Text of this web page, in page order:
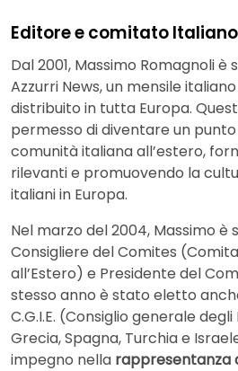
Editore e comitato Italiano
Dal 2001, Massimo Romagnoli è
Azzurri News, un mensile
distribuito in tutta Europa.
permesso di diventare un
comunità italiana all’estero,
rilevanti e promuovendo la
italiani in Europa.
Nel marzo del 2004, Massimo
Consigliere del Comites
all’Estero) e Presidente del
stesso anno è stato eletto
C.G.I.E. (Consiglio generale
Grecia, Spagna, Turchia e
impegno nella rappresentanza